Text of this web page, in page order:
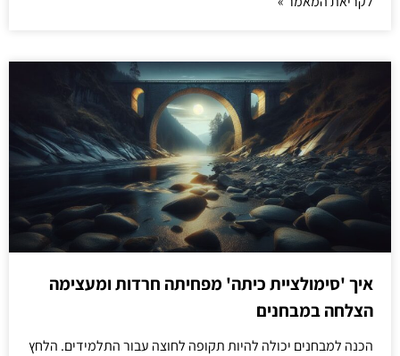
איך 'סימולציית כיתה' מפחיתה חרדות ומעצימה
הצלחה במבחנים
הכנה למבחנים יכולה להיות תקופה לחוצה עבור התלמידים. הלחץ